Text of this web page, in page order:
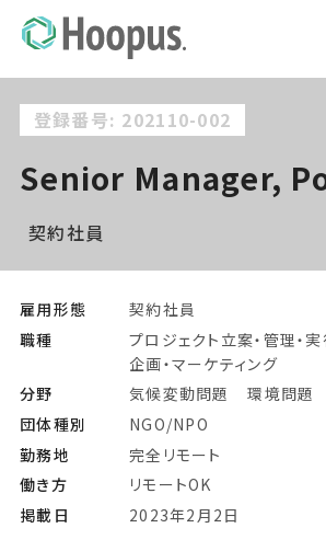
登録番号: 202110-002
Senior Manager,
契約社員
雇用形態
契約社員
職種
プロジェクト立案・管理・
企画・マーケティング
分野
気候変動問題
環境問題
団体種別
NGO/NPO
勤務地
完全リモート
働き方
リモートOK
掲載日
2023年2月2日